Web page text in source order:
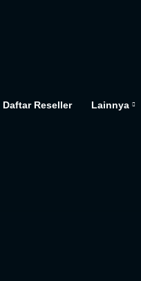
Daftar Reseller Lainnya